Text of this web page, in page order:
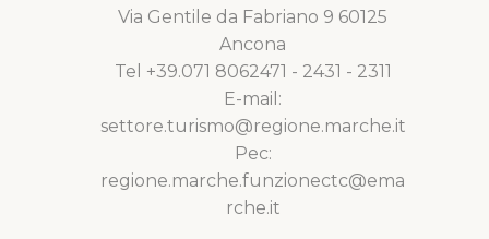
Via Gentile da Fabriano 9 60125
Ancona
Tel +39.071 8062471 - 2431 - 2311
E-mail:
settore.turismo@regione.marche.it
Pec:
regione.marche.funzionectc@ema
rche.it